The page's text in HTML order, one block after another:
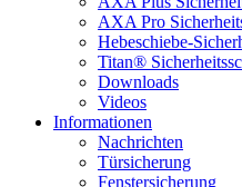
AXA Pro
Hebeschiebe-
Titan®
Downloads
Videos
Informationen
Nachrichten
Türsicherung
Fenstersicherung